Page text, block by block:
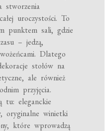
stworzenia
uroczystości. To
punktem sali, gdzie
– jedzą,
Dlatego
stołów na
ale również
przyjęcia.
tu: eleganckie
oryginalne winietki
które wprowadzą